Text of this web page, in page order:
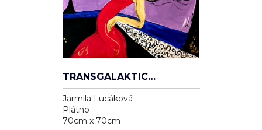
TRANSGALAKTICKÁ
Jarmila Lucáková
Plátno
70cm x 70cm